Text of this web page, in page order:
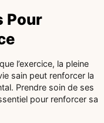
Pour
l’exercice, la pleine
sain peut renforcer la
Prendre soin de ses
pour renforcer sa